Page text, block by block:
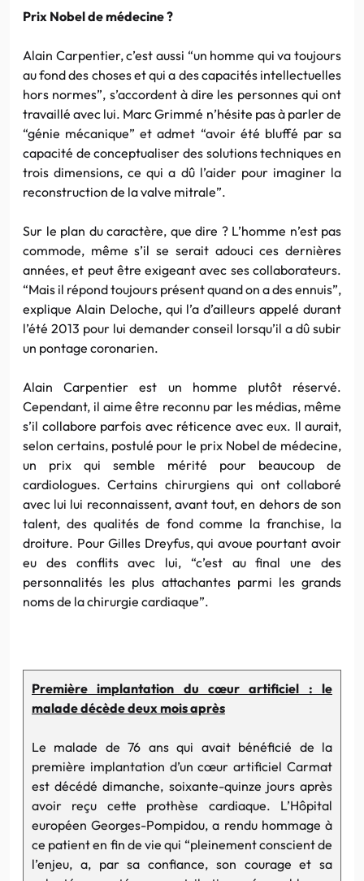
Prix Nobel de médecine ?
Alain Carpentier, c’est aussi “un homme qui va toujours
au fond des choses et qui a des capacités intellectuelles
hors normes”, s’accordent à dire les personnes qui ont
travaillé avec lui. Marc Grimmé n’hésite pas à parler de
“génie mécanique” et admet “avoir été bluffé par sa
capacité de conceptualiser des solutions techniques en
trois dimensions, ce qui a dû l’aider pour imaginer la
reconstruction de la valve mitrale”.
Sur le plan du caractère, que dire ? L’homme n’est pas
commode, même s’il se serait adouci ces dernières
années, et peut être exigeant avec ses collaborateurs.
“Mais il répond toujours présent quand on a des ennuis”,
explique Alain Deloche, qui l’a d’ailleurs appelé durant
l’été 2013 pour lui demander conseil lorsqu’il a dû subir
un pontage coronarien.
Alain Carpentier est un homme plutôt réservé.
Cependant, il aime être reconnu par les médias, même
s’il collabore parfois avec réticence avec eux. Il aurait,
selon certains, postulé pour le prix Nobel de médecine,
un prix qui semble mérité pour beaucoup de
cardiologues. Certains chirurgiens qui ont collaboré
avec lui lui reconnaissent, avant tout, en dehors de son
talent, des qualités de fond comme la franchise, la
droiture. Pour Gilles Dreyfus, qui avoue pourtant avoir
eu des conflits avec lui, “c’est au final une des
personnalités les plus attachantes parmi les grands
noms de la chirurgie cardiaque”.
Première implantation du cœur artificiel : le
malade décède deux mois après
Le malade de 76 ans qui avait bénéficié de la
première implantation d’un cœur artificiel Carmat
est décédé dimanche, soixante-quinze jours après
avoir reçu cette prothèse cardiaque. L’Hôpital
européen Georges-Pompidou, a rendu hommage à
ce patient en fin de vie qui “pleinement conscient de
l’enjeu, a, par sa confiance, son courage et sa